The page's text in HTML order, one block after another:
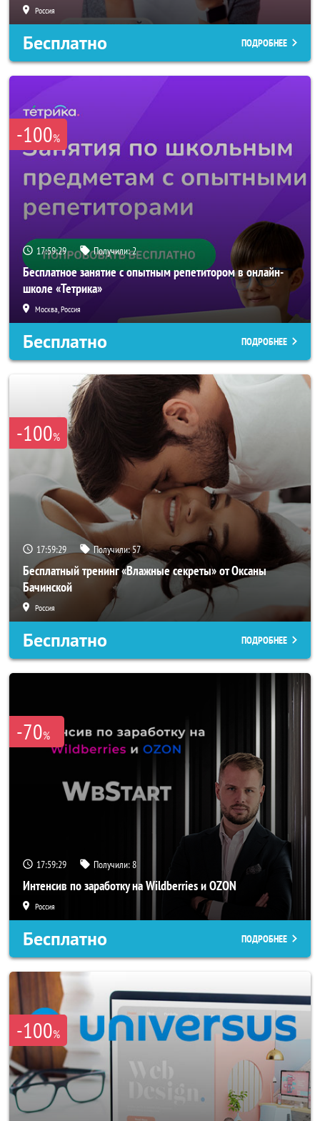
Россия
Бесплатно ПОДРОБНЕЕ
-100%
17:59:27 Получили:2
Бесплатное занятие с опытным репетитором в онлайн-
школе «Тетрика»
Москва, Россия
Бесплатно ПОДРОБНЕЕ
-100%
17:59:27 Получили:57
Бесплатный тренинг «Влажные секреты» от Оксаны
Бачинской
Россия
Бесплатно ПОДРОБНЕЕ
-70%
17:59:27 Получили:8
Интенсив по заработку на Wildberries и OZON
Россия
Бесплатно ПОДРОБНЕЕ
-100%